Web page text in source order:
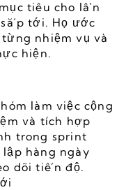
tiêu cho lần
tới. Họ ước
nhiệm vụ và
hiện.
làm việc cộng
và tích hợp
trong sprint
lập hàng ngày
dõi tiến độ.